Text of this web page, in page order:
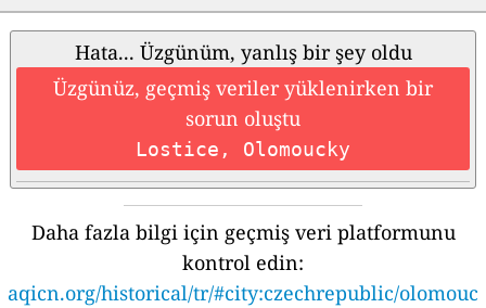
Hata... Üzgünüm, yanlış bir şey oldu
Üzgünüz, geçmiş veriler yüklenirken bir
sorun oluştu
Lostice, Olomoucky
Daha fazla bilgi için geçmiş veri platformunu
kontrol edin:
aqicn.org/historical/tr/#city:czechrepublic/olomouc